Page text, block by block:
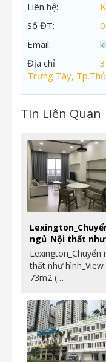
Liên hệ:
Số ĐT:
Email:
Địa chỉ:
Trưng Tây,
Tin Liên Quan
ngủ_Nội thất
thất như
73m2 (…